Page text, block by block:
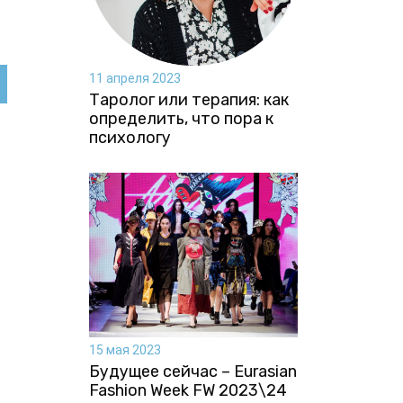
11 апреля 2023
Таролог или терапия: как
определить, что пора к
психологу
15 мая 2023
Будущее сейчас – Eurasian
Fashion Week FW 2023\24